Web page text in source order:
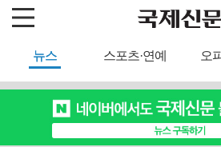
뉴스 스포츠·연예 오